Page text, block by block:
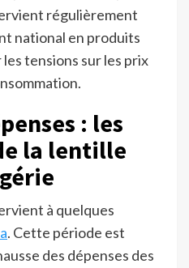
régulièrement
national en produits
tensions sur les prix
: les
la lentille
à quelques
. Cette période est
des dépenses des